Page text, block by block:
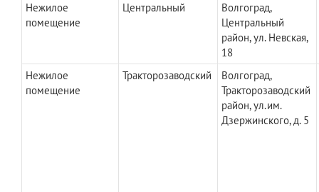
Нежилое
помещение
Центральный
Волгоград,
Центральный
район, ул. Невская,
18
Нежилое
помещение
Тракторозаводский
Волгоград,
Тракторозаводский
район, ул.им.
Дзержинского, д. 5